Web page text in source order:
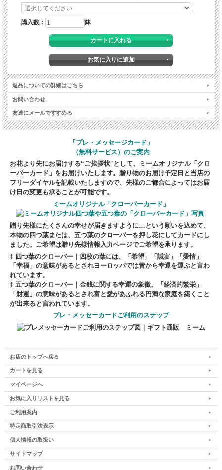
購入数： 鉢
返品についての詳細はこちら
お問い合わせ
友達にメールですすめる
「プレ・メッセージカード」
（無料サービス）のご案内
お花より先にお届けする“ご挨拶状”として、ミームオリジナル「クロ
ーバーカード」をお届けいたします。贈り物のお届け予定日と当店の
フリーダイヤルを記載いたしますので、先様のご都合によってはお届
け日の変更も承ることが可能です。
ミームオリジナル「クローバーカード」
贈り先様にたくさんの幸せが届きますように…という願いを込めて、
本物の四つ葉または、五つ葉のクローバーを押し花にしてカードにし
ました。ご希望は贈り先様情報入力ページでご希望を承ります。
‡ 四つ葉のクローバー｜
四枚の葉には、「希望」「誠実」「愛情」
「幸福」の意味があるとされヨーロッパでは昔から幸運を運ぶと言わ
れています。
‡ 五つ葉のクローバー｜ 金銭に関する幸運の象徴。「経済的繁栄」
「財運」の意味があるとされ富と愛があふれる円満な家庭を築くこと
が出来ると言われています。
プレ・メッセーカードご利用のステップ
お店のトップへ戻る
カートを見る
マイページへ
お気に入りリストを見る
ご利用案内
特定商取引法表示
個人情報の取扱い
サイトマップ
お問い合わせ